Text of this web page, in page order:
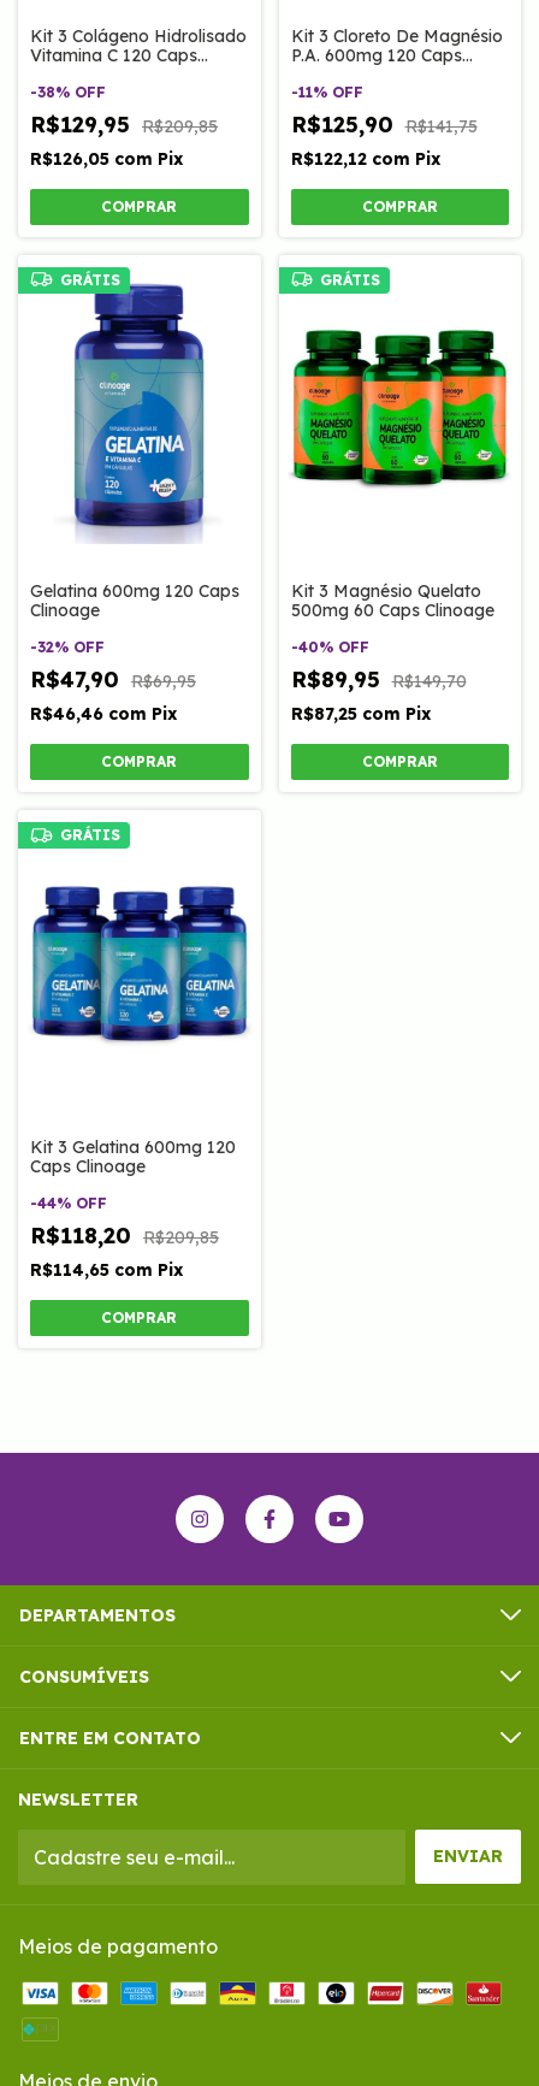
Kit 3 Colágeno Hidrolisado
Vitamina C 120 Caps
-38% OFF
R$129,95
R$209,85
R$126,05 com Pix
Kit 3 Cloreto De Magnésio
P.A. 600mg 120 Caps
-11% OFF
R$125,90 R$141,75
R$122,12 com Pix
GRÁTIS
Gelatina 600mg 120 Caps
Clinoage
-32% OFF
R$47,90
R$69,95
R$46,46 com Pix
GRÁTIS
Kit 3 Magnésio Quelato
500mg 60 Caps Clinoage
-40% OFF
R$89,95 R$149,70
R$87,25 com Pix
GRÁTIS
Kit 3 Gelatina 600mg 120
Caps Clinoage
-44% OFF
R$118,20
R$209,85
R$114,65 com Pix
DEPARTAMENTOS
CONSUMÍVEIS
ENTRE EM CONTATO
NEWSLETTER
Meios de pagamento